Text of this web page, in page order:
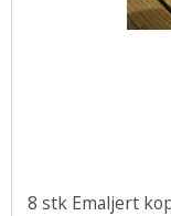
8 stk Emaljert